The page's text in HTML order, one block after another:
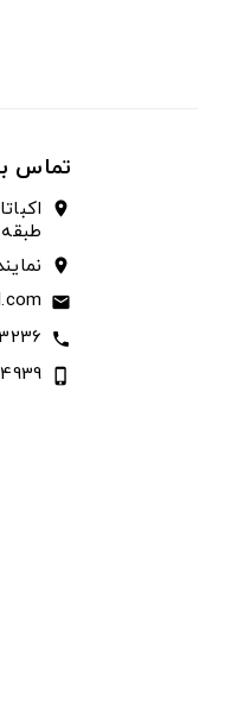
تماس
location_on
طبقه ۲ پلاک ۲۰۵
location_on
email
call
phone_iphone